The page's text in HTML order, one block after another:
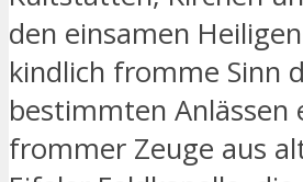
den einsamen
kindlich fromme Sinn
bestimmten Anlässen
frommer Zeuge aus